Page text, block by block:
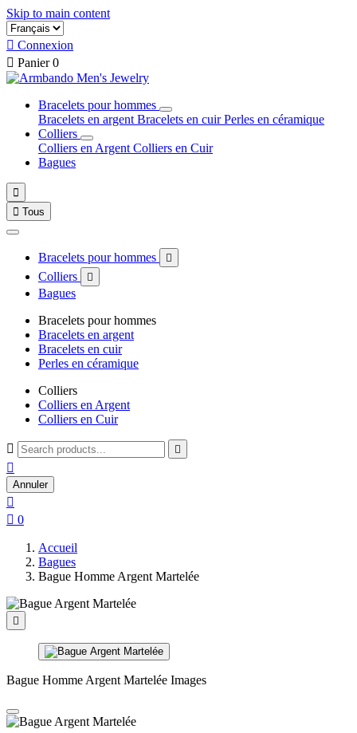
Skip to main content
 Connexion
 Panier 0
Bracelets pour hommes
Bracelets en argent Bracelets en cuirPerles en céramique
Colliers
Colliers en Argent Colliers en Cuir
Bagues

 Tous
Bracelets pour hommes 
Colliers 
Bagues
Bracelets pour hommes
Bracelets en argent
Bracelets en cuir
Perles en céramique
Colliers
Colliers en Argent
Colliers en Cuir
 

Annuler

 0
Accueil
Bagues
Bague Homme Argent Martelée

Bague Homme Argent Martelée Images